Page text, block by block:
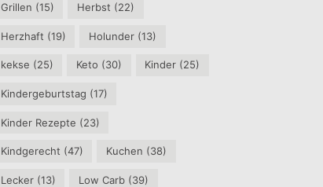
Grillen (15) Herbst (22)
Herzhaft (19) Holunder (13)
kekse (25) Keto (30) Kinder (25)
Kindergeburtstag (17)
Kinder Rezepte (23)
Kindgerecht (47) Kuchen (38)
Lecker(13) Low Carb (39)